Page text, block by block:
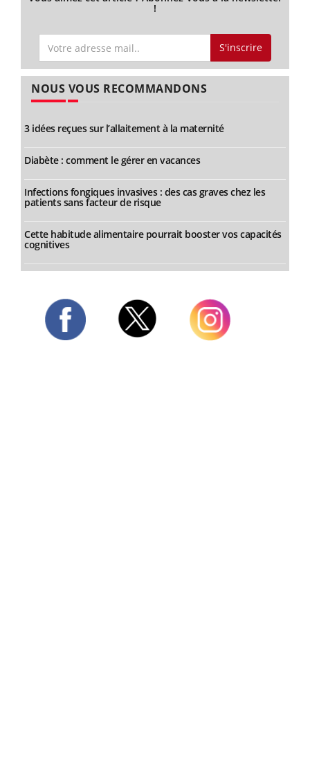
!
S'inscrire
NOUS VOUS RECOMMANDONS
3 idées reçues sur l’allaitement à la maternité
Diabète : comment le gérer en vacances
Infections fongiques invasives : des cas graves chez les
patients sans facteur de risque
Cette habitude alimentaire pourrait booster vos capacités
cognitives